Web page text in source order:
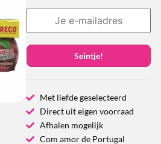
Seintje!
Met liefde geselecteerd
Direct uit eigen voorraad
Afhalen mogelijk
Com amor de Portugal